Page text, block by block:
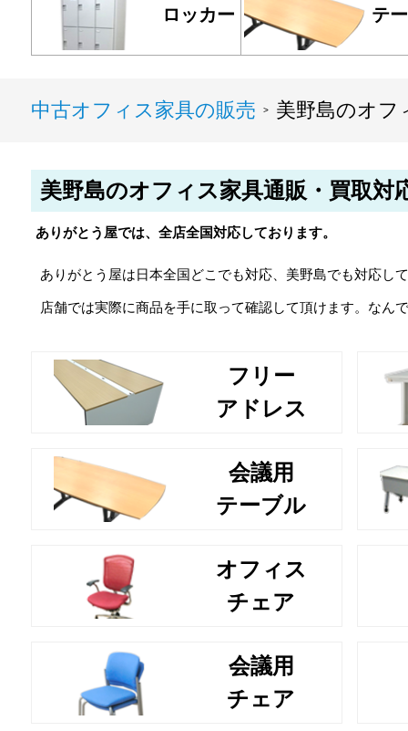
ロッカー テ
中古オフィス家具の販売 > 美野島のオフ
美野島のオフィス家具通販・買取対
ありがとう屋では、全店全国対応しております。
ありがとう屋は日本全国どこでも対応、美野島でも対応し
店舗では実際に商品を手に取って確認して頂けます。なん
フリー
アドレス
会議用
テーブル
オフィス
チェア
会議用
チェア